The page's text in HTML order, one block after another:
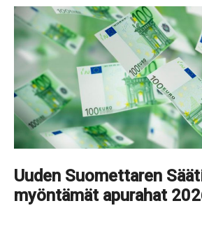
Uuden Suomettaren
myöntämät apurahat